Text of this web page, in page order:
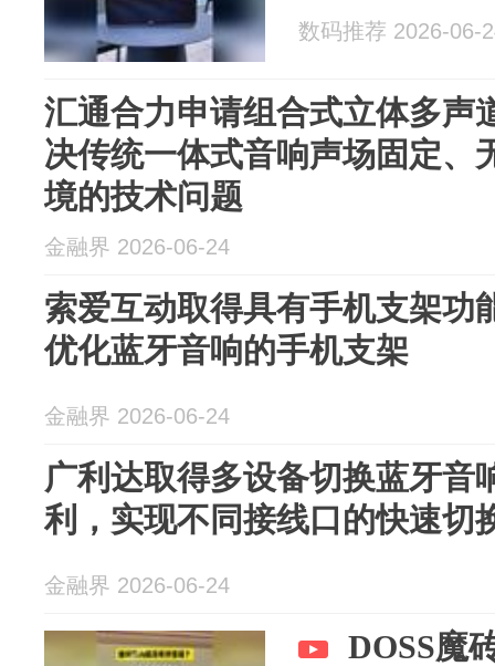
数码推荐 2026-06-
汇通合力申请组合式立体多声
决传统一体式音响声场固定、
境的技术问题
金融界 2026-06-24
索爱互动取得具有手机支架功
优化蓝牙音响的手机支架
金融界 2026-06-24
广利达取得多设备切换蓝牙音
利，实现不同接线口的快速切
金融界 2026-06-24
DOSS魔